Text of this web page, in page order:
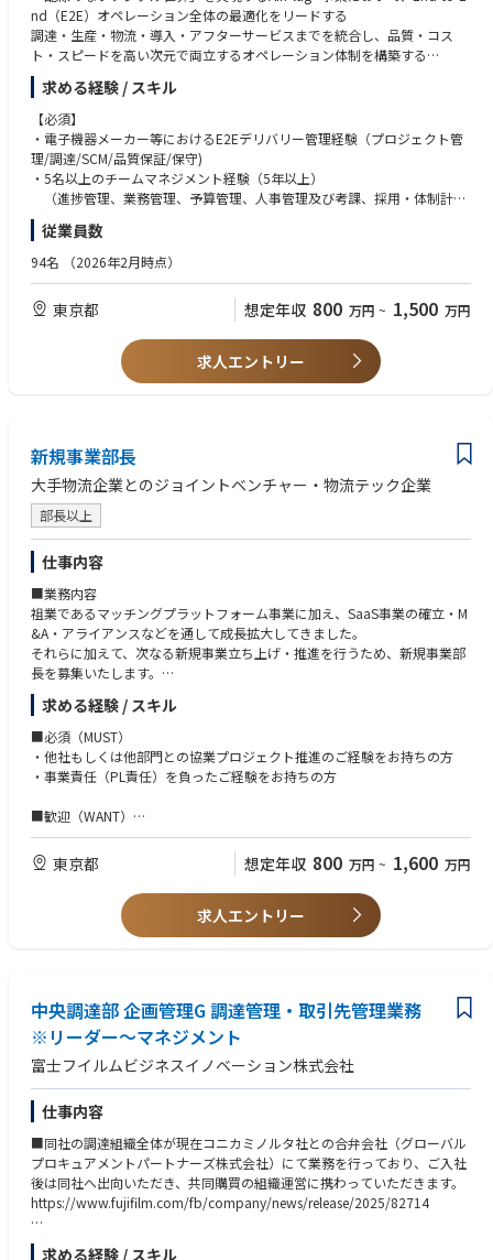
・自ら考え周りを巻き込みながらプロジェクトを推進できる方
・実現のために専門性を高め続ける努力をされる方
・事業やプロジェクトの全体像を把握のうえ業務遂行されたい方
nd（E2E）オペレーション全体の最適化をリードする
調達・生産・物流・導入・アフターサービスまでを統合し、品質・コス
ト・スピードを高い次元で両立するオペレーション体制を構築する
事業拡大・量産フェーズに対応したスケーラブルなサプライチェーンを確
立する
【業務内容】
・事業計画・製品ロードマップに基づくオペレーション戦略の策定および
推進
・調達、購買、生産管理、物流、導入、アフターサービスを含むオペレー
・顧客需要に基づくフォーキャスト作成および供給計画のマネジメント
・海外EMS／国内外サプライヤとの連携による生産管理
・E2Eデリバリーの進捗・品質・コスト管理
・デリバリーリスクの特定および低減施策の立案・実行
・各オペレーション領域のKPI設計およびモニタリング
・顧客／社内関係部門／外部パートナーとの折衝・調整
・ディープテック領域におけるE2Eオペレーション構築をゼロから設計で
きる
・ハードウェア×ソフトウェアが融合したプロダクトのサプライチェーン
を統括できる
・海外EMS・サプライヤを含むグローバルなSCM構築に関われる
・経営と近い距離で意思決定に関与できるポジション
・量産・事業拡大フェーズの中核としてインパクトの大きい役割
【この仕事で得られる経験・成長】
ディープテックスタートアップにおけるE2Eオペレーション構築経験
量産立ち上げ〜スケールまでのサプライチェーンマネジメント経験
海外EMS・グローバルサプライヤとの協業経験
経営視点での意思決定・事業推進スキル
複雑なオペレーションを統合・最適化するリーダーシップ
求める経験 / スキル
【必須】
・電子機器メーカー等におけるE2Eデリバリー管理経験（プロジェクト管
理/調達/SCM/品質保証/保守)
・5名以上のチームマネジメント経験（5年以上）
（進捗管理、業務管理、予算管理、人事管理及び考課、採用・体制計画
等）
・調達、SCM、生産管理、品質保証、保守サービスに関する基礎的な知見
（QCD、サプライヤ管理、VA／VE 等）
・契約に関する基礎的な知見
（契約条件の妥当性を判断し、交渉に関与できるレベル）
・英語での業務コミュニケーション能力
（海外EMS／海外ベンダーとの折衝が可能なレベル）
・E2Eデリバリーにおいて中長期の戦略構築経験
・電子機器／通信機器／IoT機器に関するオペレーション経験
・E2E（プリセールス〜デリバリー〜アフターサービス）での業務経験
・フォーキャスト／TCA／TCOを用いたコスト・デリバリー最適化の経験
・多国籍チームのマネジメント経験
・高周波、無線、電波を用いた製品に関する基礎知識
【求める人物像】
・事業全体を俯瞰し、オペレーションを「仕組み」として設計できる方
・技術・ビジネス・デリバリーの接点で調整役を担える方
・不確実性の高い環境でも、冷静に優先順位を判断し行動できる方
・ステークホルダーとの信頼関係を構築し、物事を前に進められる方
・現場・現物・現実を重視し、改善を継続できる方
・整理整頓ができる方（※自宅は問いません）
従業員数
94名 （2026年2月時点）
東京都 想定年収 800 万円 ~ 1,500 万円
求人エントリー
新規事業部長
大手物流企業とのジョイントベンチャー・物流テック企業
部長以上
仕事内容
■業務内容
祖業であるマッチングプラットフォーム事業に加え、SaaS事業の確立・M
&A・アライアンスなどを通して成長拡大してきました。
それらに加えて、次なる新規事業立ち上げ・推進を行うため、新規事業部
長を募集いたします。
同社及び株主の既存アセットを活用した新規事業を立ち上げることを期待
しているポジションです
＜具体例＞
- 社内外のステークホルダーを巻き込みながらの事業立ち上げ体制の構築
- 立ち上げた事業の成長に向けた中長期戦略の策定と、KPI設計〜KPI達成
に向けた施策の実行
- 事業の予実/PL管理
求める経験 / スキル
■必須（MUST）
・他社もしくは他部門との協業プロジェクト推進のご経験をお持ちの方
・事業責任（PL責任）を負ったご経験をお持ちの方
■歓迎（WANT）
・事業会社でのM&A、事業提携などのアライアンス推進経験をお持ちの方
・新規事業開発のご経験をお持ちの方
・物流業界またはIT業界でのご経験をお持ちの方
■求める人物像
・当社のミッションに共感をいただける方
・業界の常識を変えることを厭わず、社会に大きな影響を与えられる仕事
がしたい方
・スピード感ある環境で、常識にとらわれず新しい取り組みに果敢にチャ
レンジしたい方
・自らオーナーシップを持ち、周囲を巻き込みながら実行に移せる方
東京都 想定年収 800 万円 ~ 1,600 万円
求人エントリー
中央調達部 企画管理G 調達管理・取引先管理業務
※リーダー～マネジメント
富士フイルムビジネスイノベーション株式会社
仕事内容
■同社の調達組織全体が現在コニカミノルタ社との合弁会社（グローバル
プロキュアメントパートナーズ株式会社）にて業務を行っており、ご入社
後は同社へ出向いただき、共同購買の組織運営に携わっていただきます。
https://www.fujifilm.com/fb/company/news/release/2025/82714
■業務内容：
求める経験 / スキル